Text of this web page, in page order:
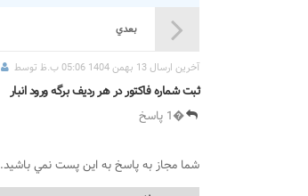
بعدي
آخرين ارسال 13 بهمن 1404 05:06 ب.ظ توسط
ثبت شماره فاکتور در هر ردیف برگه ورود انبار
�1 پاسخ
شما مجاز به پاسخ به اين پست نمي باشيد.